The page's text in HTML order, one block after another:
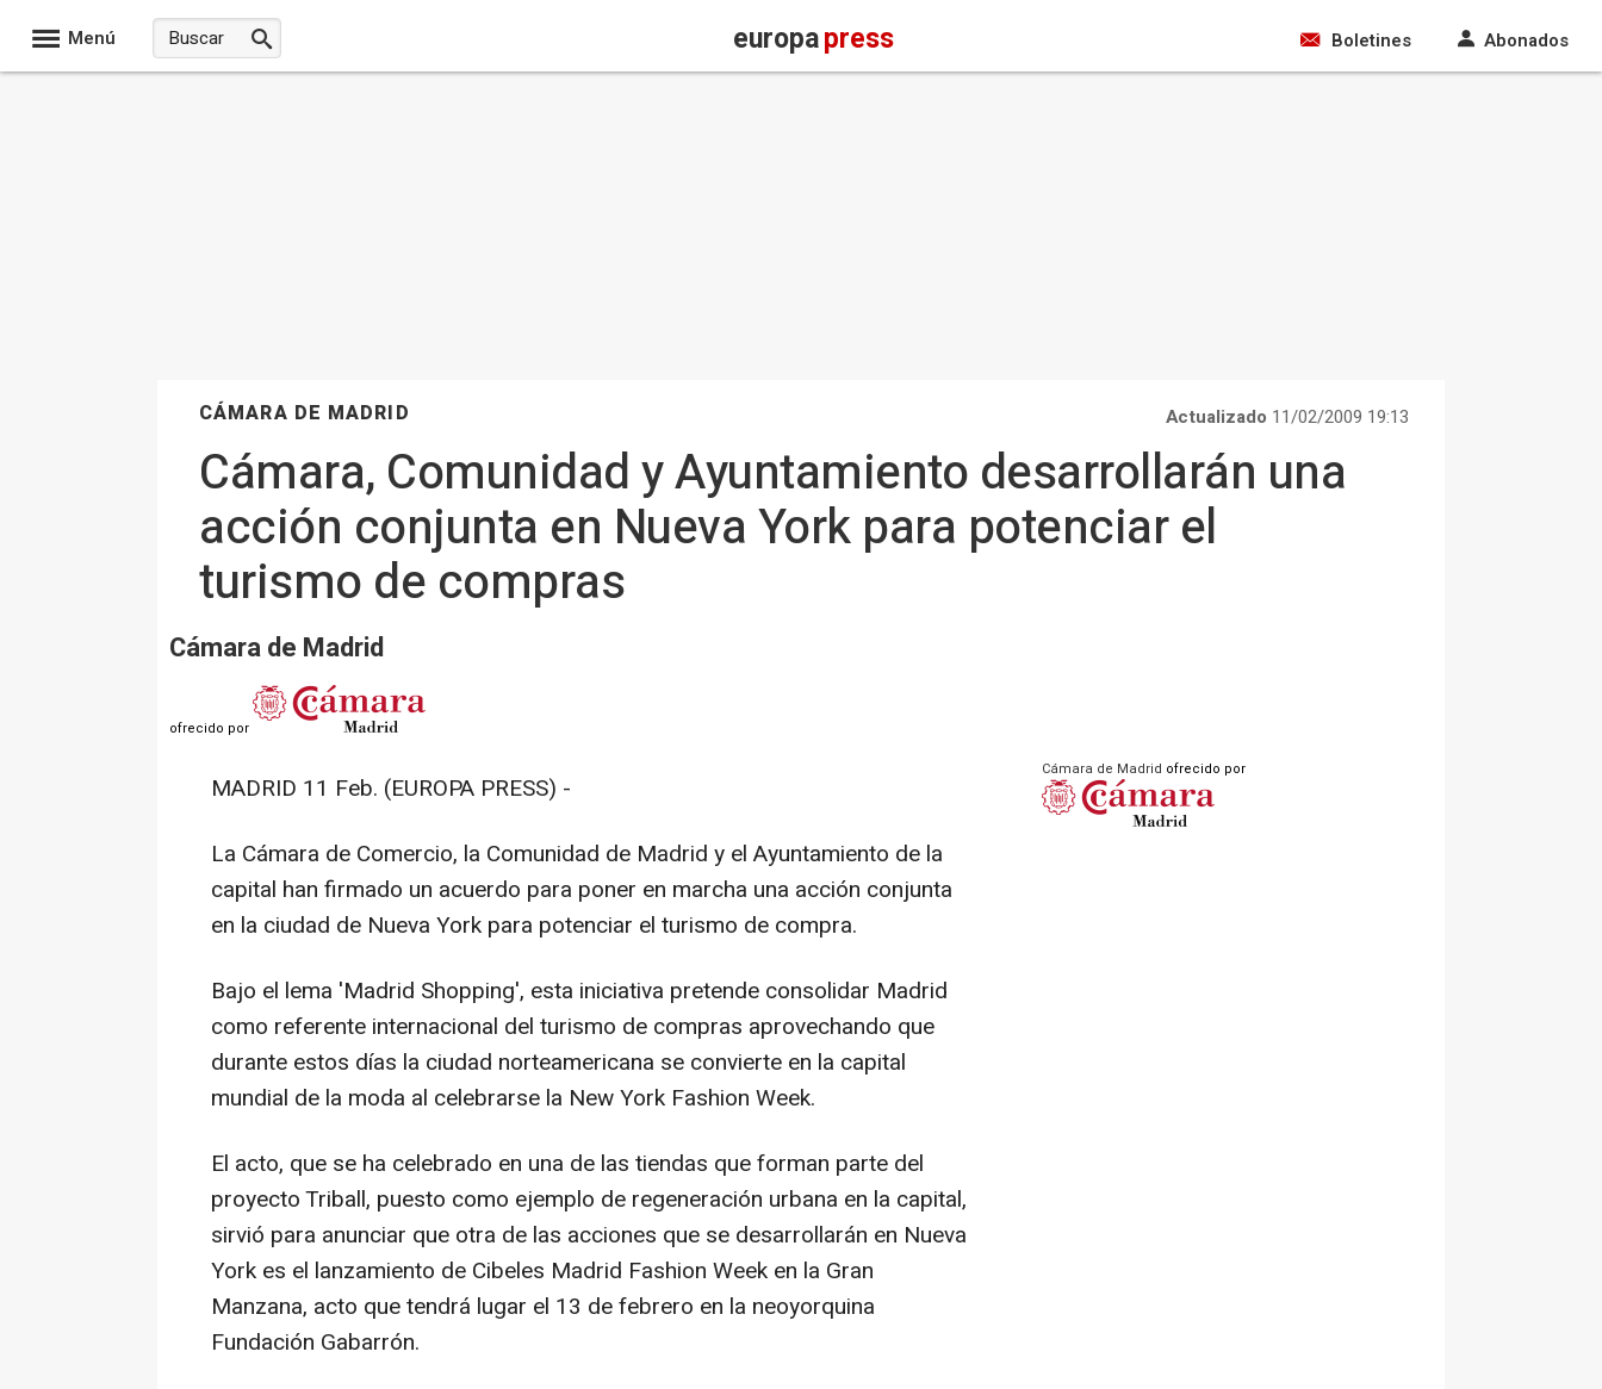
Menú europapress Boletines Abonados
CÁMARA DE MADRID Actualizado 11/02/2009 19:13
Cámara, Comunidad y Ayuntamiento desarrollarán una
acción conjunta en Nueva York para potenciar el
turismo de compras
Cámara de Madrid
ofrecido por
MADRID 11 Feb. (EUROPA PRESS) -
La Cámara de Comercio, la Comunidad de Madrid y el Ayuntamiento de la
capital han firmado un acuerdo para poner en marcha una acción conjunta
en la ciudad de Nueva York para potenciar el turismo de compra.
Bajo el lema 'Madrid Shopping', esta iniciativa pretende consolidar Madrid
como referente internacional del turismo de compras aprovechando que
durante estos días la ciudad norteamericana se convierte en la capital
mundial de la moda al celebrarse la New York Fashion Week.
El acto, que se ha celebrado en una de las tiendas que forman parte del
proyecto Triball, puesto como ejemplo de regeneración urbana en la capital,
sirvió para anunciar que otra de las acciones que se desarrollarán en Nueva
York es el lanzamiento de Cibeles Madrid Fashion Week en la Gran
Manzana, acto que tendrá lugar el 13 de febrero en la neoyorquina
Fundación Gabarrón.
Cámara de Madrid ofrecido por